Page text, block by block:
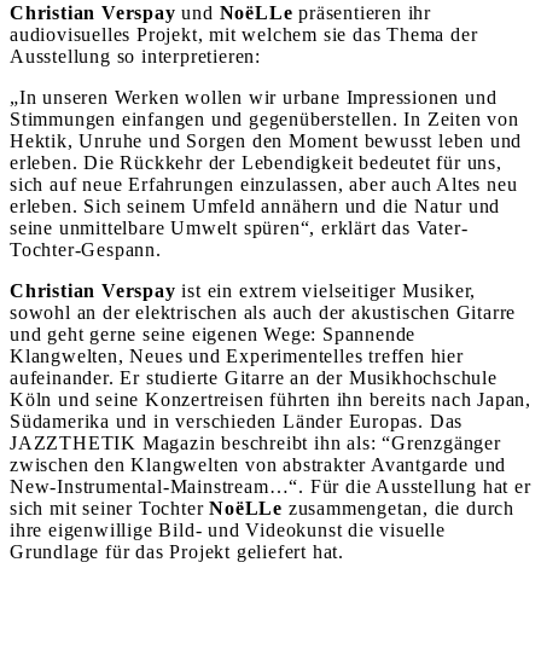
Christian Verspay und NoëLLe präsentieren ihr
audiovisuelles Projekt, mit welchem sie das Thema der
Ausstellung so interpretieren:
„In unseren Werken wollen wir urbane Impressionen und
Stimmungen einfangen und gegenüberstellen. In Zeiten von
Hektik, Unruhe und Sorgen den Moment bewusst leben und
erleben. Die Rückkehr der Lebendigkeit bedeutet für uns,
sich auf neue Erfahrungen einzulassen, aber auch Altes neu
erleben. Sich seinem Umfeld annähern und die Natur und
seine unmittelbare Umwelt spüren“, erklärt das Vater-
Tochter-Gespann.
Christian Verspay ist ein extrem vielseitiger Musiker,
sowohl an der elektrischen als auch der akustischen Gitarre
und geht gerne seine eigenen Wege: Spannende
Klangwelten, Neues und Experimentelles treffen hier
aufeinander. Er studierte Gitarre an der Musikhochschule
Köln und seine Konzertreisen führten ihn bereits nach Japan,
Südamerika und in verschieden Länder Europas. Das
JAZZTHETIK Magazin beschreibt ihn als: “Grenzgänger
zwischen den Klangwelten von abstrakter Avantgarde und
New-Instrumental-Mainstream…“. Für die Ausstellung hat er
sich mit seiner TochterNoëLLe zusammengetan, die durch
ihre eigenwillige Bild- und Videokunst die visuelle
Grundlage für das Projekt geliefert hat.